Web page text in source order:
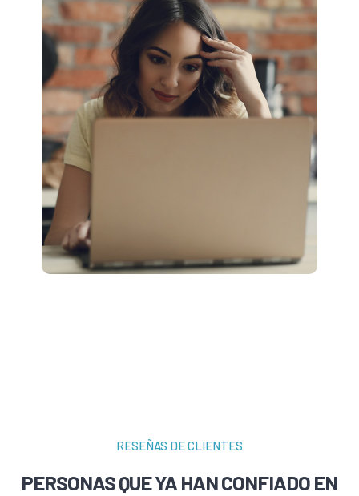
RESEÑAS DE CLIENTES
PERSONAS QUE YA HAN CONFIADO EN